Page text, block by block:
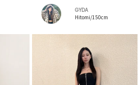
GYDA
Hitomi/150cm